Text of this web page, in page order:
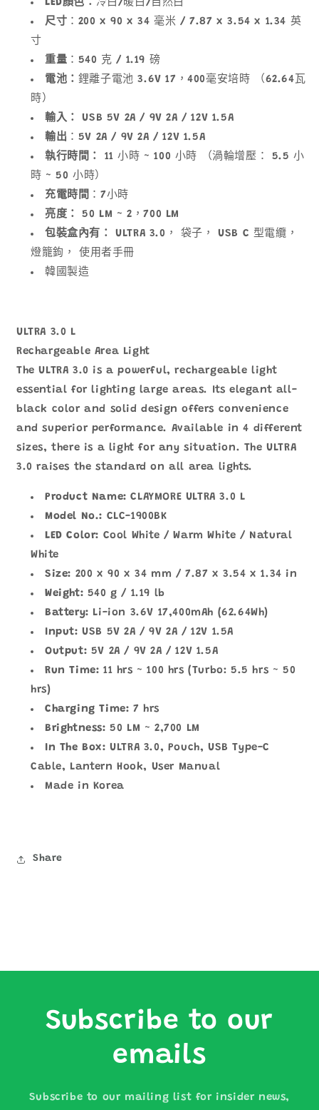
LED顏色： 冷白/暖白/自然白
尺寸 ：200 x 90 x 34 毫米 / 7.87 x 3.54 x 1.34 英
寸
重量 ：540 克 / 1.19 磅
電池： 鋰離子電池 3.6V 17，400毫安培時 （62.64瓦
時）
輸入：
USB 5V 2A / 9V 2A / 12V 1.5A
輸出 ：5V 2A / 9V 2A / 12V 1.5A
執行時間：
11 小時 ~ 100 小時 （渦輪增壓： 5.5 小
時 ~ 50 小時）
充電時間 ：7小時
亮度：
50 LM ~ 2，700 LM
包裝盒內有：
ULTRA 3.0， 袋子， USB C 型電纜，
燈籠鉤， 使用者手冊
韓國製造
ULTRA 3.0 L
Rechargeable Area Light
The ULTRA 3.0 is a powerful, rechargeable light
essential for lighting large areas. Its elegant all-
black color and solid design offers convenience
and superior performance. Available in 4 different
sizes, there is a light for any situation. The ULTRA
3.0 raises the standard on all area lights.
Product Name: CLAYMORE ULTRA 3.0 L
Model No.: CLC-1900BK
LED Color: Cool White / Warm White / Natural
White
Size: 200 x 90 x 34 mm / 7.87 x 3.54 x 1.34 in
Weight: 540 g / 1.19 lb
Battery: Li-ion 3.6V 17,400mAh (62.64Wh)
Input: USB 5V 2A / 9V 2A / 12V 1.5A
Output: 5V 2A / 9V 2A / 12V 1.5A
Run Time: 11 hrs ~ 100 hrs (Turbo: 5.5 hrs ~ 50
hrs)
Charging Time: 7 hrs
Brightness: 50 LM ~ 2,700 LM
In The Box: ULTRA 3.0, Pouch, USB Type-C
Cable, Lantern Hook, User Manual
Made in Korea
Share
Subscribe to our
emails
Subscribe to our mailing list for insider news,